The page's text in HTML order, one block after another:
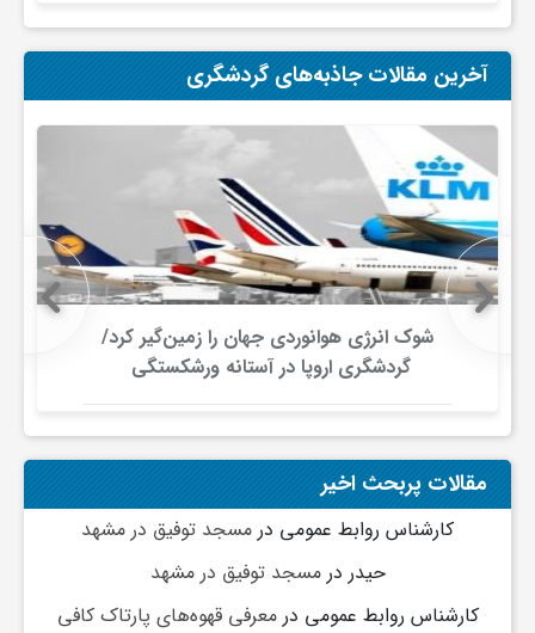
آخرین مقالات جاذبه‌های گردشگری
شوک انرژی هوانوردی جهان را زمین‌گیر کرد/
گردشگری اروپا در آستانه ورشکستگی
مقالات پربحث اخیر
کارشناس روابط عمومی در مسجد توفیق در مشهد
حیدر درمسجد توفیق در مشهد
کارشناس روابط عمومی درمعرفی قهوه‌های پارتاک کافی